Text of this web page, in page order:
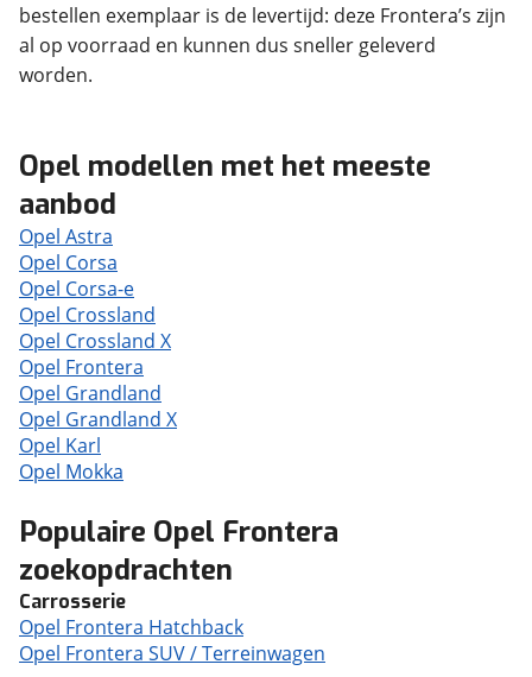
bestellen exemplaar is de levertijd: deze Frontera’s zijn
al op voorraad en kunnen dus sneller geleverd
worden.
Opel modellen met het meeste
aanbod
Opel Astra
Opel Corsa
Opel Corsa-e
Opel Crossland
Opel Crossland X
Opel Frontera
Opel Grandland
Opel Grandland X
Opel Karl
Opel Mokka
Populaire Opel Frontera
zoekopdrachten
Carrosserie
Opel Frontera Hatchback
Opel Frontera SUV / Terreinwagen